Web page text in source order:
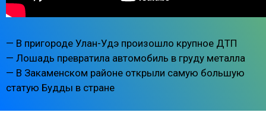
— В пригороде Улан-Удэ произошло крупное ДТП
— Лошадь превратила автомобиль в груду металла
— В Закаменском районе открыли самую большую
статую Будды в стране